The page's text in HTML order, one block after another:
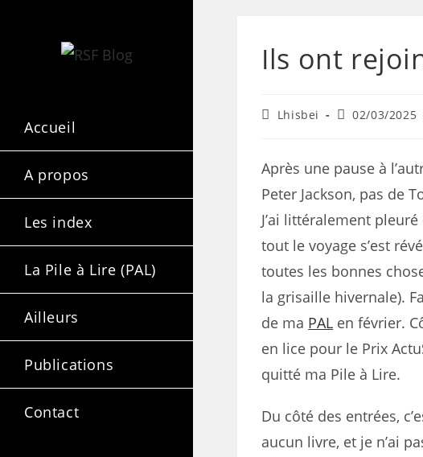
Accueil
A propos
Les index
La Pile à Lire (PAL)
Ailleurs
Publications
Contact
Ils ont
Lhisbei 02/03/2025
Après une pause à
Peter Jackson, pas de
J’ai littéralement
tout le voyage s’est
toutes les bonnes
la grisaille hivernale).
de ma PAL en février.
en lice pour le Prix
quitté ma Pile à Lire.
Du côté des entrées,
aucun livre, et je n’ai